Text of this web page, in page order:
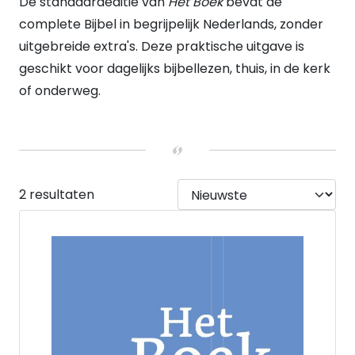
(2)
VERWACHT
Nee
HEEFT DUMMY VOORRAAD
Nee (2)
UITVOERING
Hardback
complete Bijbel in begrijpelijk Nederlands, zonder
uitgebreide extra's. Deze praktische uitgave is
geschikt voor dagelijks bijbellezen, thuis, in de kerk
of onderweg.
2 resultaten